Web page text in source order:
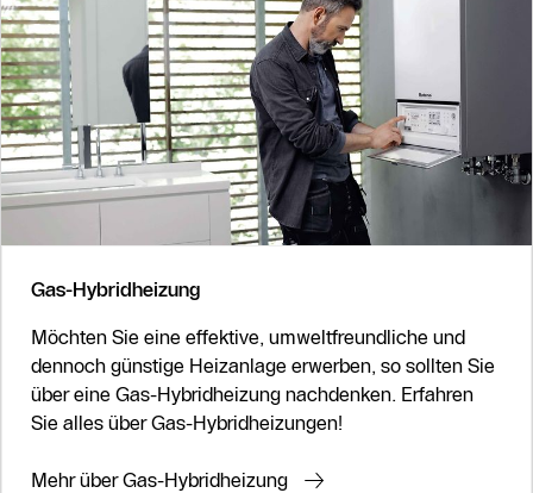
Gas-Hybridheizung
Möchten Sie eine effektive, umweltfreundliche und
dennoch günstige Heizanlage erwerben, so sollten Sie
über eine Gas-Hybridheizung nachdenken. Erfahren
Sie alles über Gas-Hybridheizungen!
Mehr über Gas-Hybridheizung